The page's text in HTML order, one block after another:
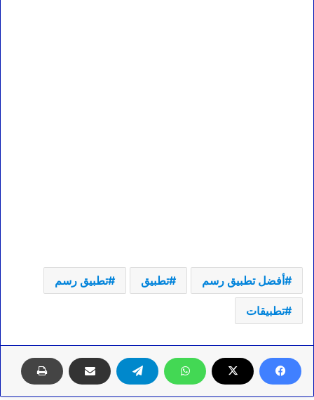
أفضل تطبيق رسم تطبيق تطبيق رسم
تطبيقات